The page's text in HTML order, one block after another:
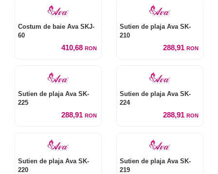
Costum de baie Ava SKJ-
60
410,68 RON
Sutien de plaja Ava SK-
210
288,91 RON
Sutien de plaja Ava SK-
225
288,91 RON
Sutien de plaja Ava SK-
224
288,91 RON
Sutien de plaja Ava SK-
220
Sutien de plaja Ava SK-
219